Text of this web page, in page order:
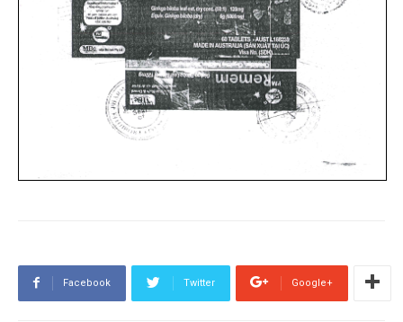
Facebook Twitter Google+